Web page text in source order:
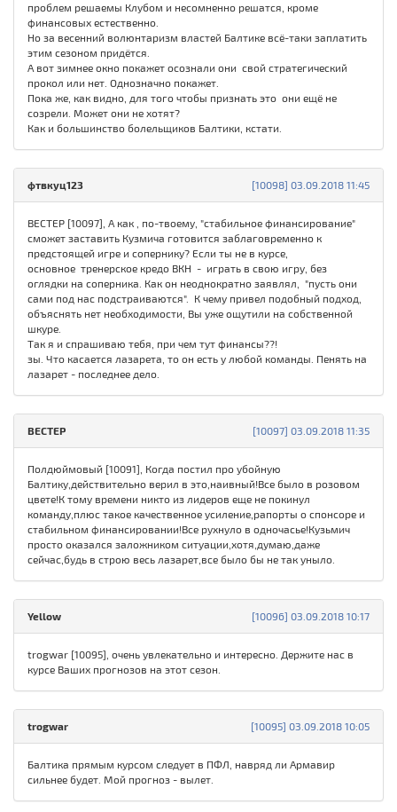
проблем решаемы Клубом и несомненно решатся, кроме
финансовых естественно.
Но за весенний волюнтаризм властей Балтике всё-таки заплатить
этим сезоном придётся.
А вот зимнее окно покажет осознали они свой стратегический
прокол или нет. Однозначно покажет.
Пока же, как видно, для того чтобы признать это они ещё не
созрели. Может они не хотят?
Как и большинство болельщиков Балтики, кстати.
[10098] 03.09.2018 11:45
фтвкуц123
ВЕСТЕР [10097], А как , по-твоему, "стабильное финансирование"
сможет заставить Кузмича готовится заблаговременно к
предстоящей игре и сопернику? Если ты не в курсе,
основное тренерское кредо ВКН - играть в свою игру, без
оглядки на соперника. Как он неоднократно заявлял, "пусть они
сами под нас подстраиваются". К чему привел подобный подход,
объяснять нет необходимости, Вы уже ощутили на собственной
шкуре.
Так я и спрашиваю тебя, при чем тут финансы??!
зы. Что касается лазарета, то он есть у любой команды. Пенять на
лазарет - последнее дело.
[10097] 03.09.2018 11:35
ВЕСТЕР
Полдюймовый [10091], Когда постил про убойную
Балтику,действительно верил в это,наивный!Все было в розовом
цвете!К тому времени никто из лидеров еще не покинул
команду,плюс такое качественное усиление,рапорты о спонсоре и
стабильном финансировании!Все рухнуло в одночасье!Кузьмич
просто оказался заложником ситуации,хотя,думаю,даже
сейчас,будь в строю весь лазарет,все было бы не так уныло.
[10096] 03.09.2018 10:17
Yellow
trogwar [10095], очень увлекательно и интересно. Держите нас в
курсе Ваших прогнозов на этот сезон.
[10095] 03.09.2018 10:05
trogwar
Балтика прямым курсом следует в ПФЛ, навряд ли Армавир
сильнее будет. Мой прогноз - вылет.